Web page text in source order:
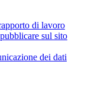
di lavoro
sul sito
dei dati